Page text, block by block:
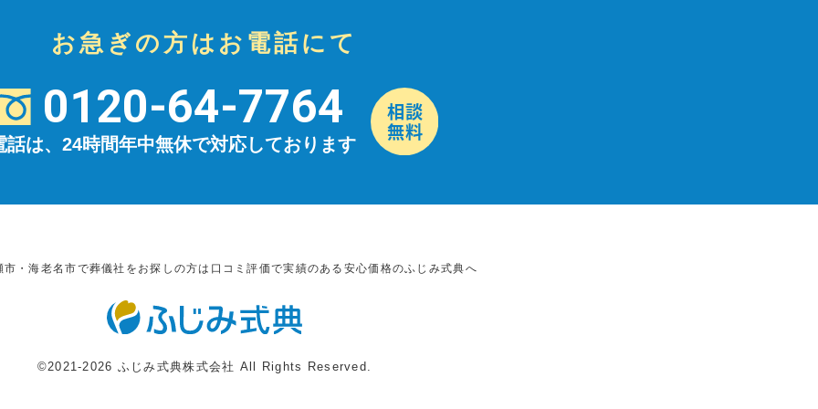
お急ぎの方はお電話にて
0120-64-7764
話は、24時間年中無休で対応しております
市・海老名市で葬儀社をお探しの方は口コミ評価で実績のある安心価格のふじみ式典へ
©2021-2026 ふじみ式典株式会社 All Rights Reserved.